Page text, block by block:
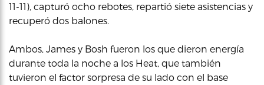
11-11), capturó ocho rebotes, repartió siete asistencias y
recuperó dos balones.
Ambos, James y Bosh fueron los que dieron energía
durante toda la noche a los Heat, que también
tuvieron el factor sorpresa de su lado con el base